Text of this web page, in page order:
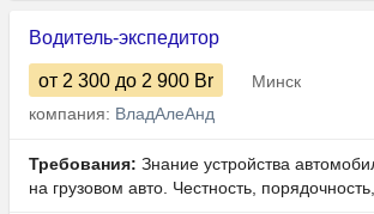
Водитель-экспедитор
от 2 300 до 2 900 Br
Минск
компания: ВладАлеАнд
Требования: Знание устройства
на грузовом авто. Честность,